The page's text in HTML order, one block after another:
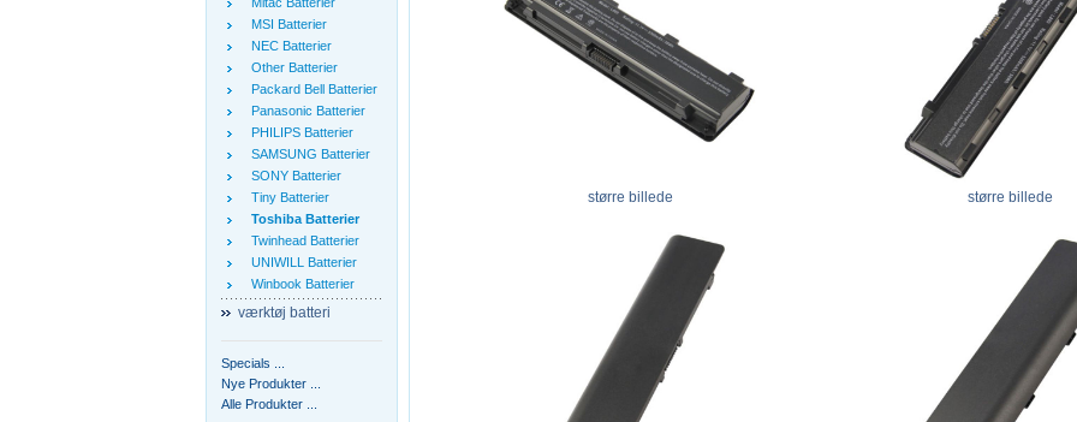
MSI Batterier
NEC Batterier
Other Batterier
Packard Bell Batterier
Panasonic Batterier
PHILIPS Batterier
SAMSUNG Batterier
SONY Batterier
Tiny Batterier
Toshiba Batterier
Twinhead Batterier
UNIWILL Batterier
Winbook Batterier
værktøj batteri
Specials ...
Nye Produkter ...
Alle Produkter ...
større billede større billede